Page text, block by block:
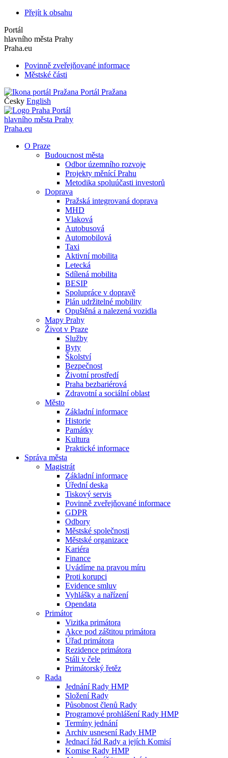
Přejít k obsahu
Portál
hlavního města Prahy
Praha.eu
Povinně zveřejňované informace
Městské části
Portál Pražana
Česky English
Portál
hlavního města Prahy
Praha.eu
O Praze
Budoucnost města
Odbor územního rozvoje
Projekty měnící Prahu
Metodika spoluúčasti investorů
Doprava
Pražská integrovaná doprava
MHD
Vlaková
Autobusová
Automobilová
Taxi
Aktivní mobilita
Letecká
Sdílená mobilita
BESIP
Spolupráce v dopravě
Plán udržitelné mobility
Opuštěná a nalezená vozidla
Mapy Prahy
Život v Praze
Služby
Byty
Školství
Bezpečnost
Životní prostředí
Praha bezbariérová
Zdravotní a sociální oblast
Město
Základní informace
Historie
Památky
Kultura
Praktické informace
Správa města
Magistrát
Základní informace
Úřední deska
Tiskový servis
Povinně zveřejňované informace
GDPR
Odbory
Městské společnosti
Městské organizace
Kariéra
Finance
Uvádíme na pravou míru
Proti korupci
Evidence smluv
Vyhlášky a nařízení
Opendata
Primátor
Vizitka primátora
Akce pod záštitou primátora
Úřad primátora
Rezidence primátora
Stáli v čele
Primátorský řetěz
Rada
Jednání Rady HMP
Složení Rady
Působnost členů Rady
Programové prohlášení Rady HMP
Termíny jednání
Archiv usnesení Rady HMP
Jednací řád Rady a jejích Komisí
Komise Rady HMP